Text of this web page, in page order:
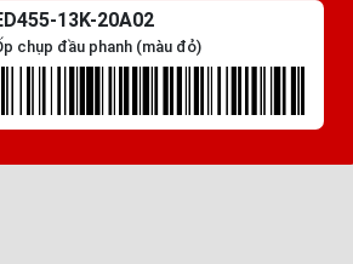
13K-20A02
chụp đầu phanh (màu đỏ)